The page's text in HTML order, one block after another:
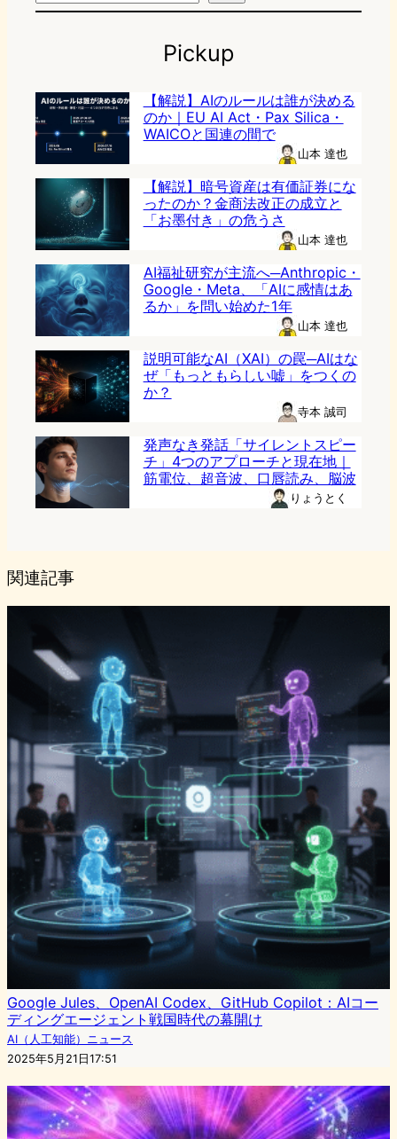
Pickup
【解説】AIのルールは誰が決める
のか｜EU AI Act・Pax Silica・
WAICOと国連の間で
山本 達也
【解説】暗号資産は有価証券にな
ったのか？金商法改正の成立と
「お墨付き」の危うさ
山本 達也
AI福祉研究が主流へ─Anthropic・
Google・Meta、「AIに感情はあ
るか」を問い始めた1年
山本 達也
説明可能なAI（XAI）の罠─AIはな
ぜ「もっともらしい嘘」をつくの
か？
寺本 誠司
発声なき発話「サイレントスピー
チ」4つのアプローチと現在地｜
筋電位、超音波、口唇読み、脳波
りょうとく
関連記事
Google Jules、OpenAI Codex、GitHub Copilot：AIコー
ディングエージェント戦国時代の幕開け
AI（人工知能）ニュース
2025年5月21日17:51